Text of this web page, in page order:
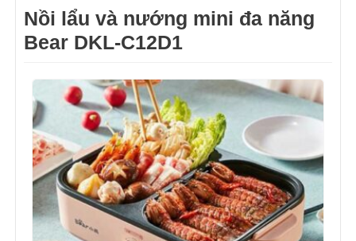
Nồi lẩu và nướng mini đa năng
Bear DKL-C12D1